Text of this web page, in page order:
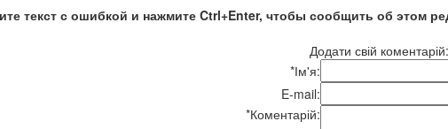
текст с ошибкой и нажмите Ctrl+Enter, чтобы сообщить об этом
Додати свій коментарій:
*Ім'я:
E-mail:
*Коментарій: